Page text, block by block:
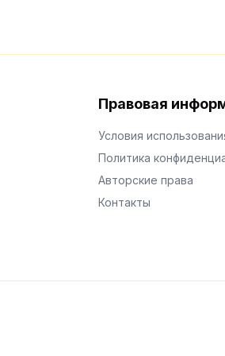
Правовая
Условия
Политика
Авторские права
Контакты